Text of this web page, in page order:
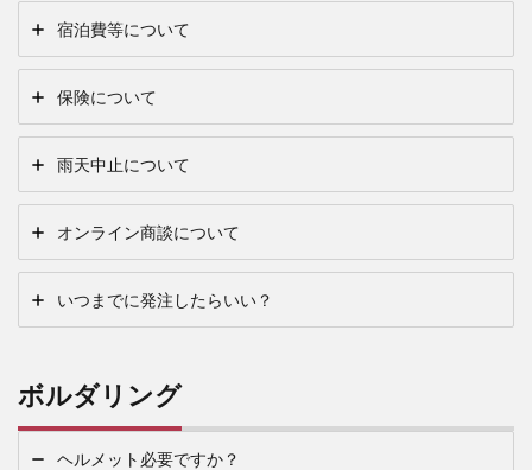
宿泊費等について
保険について
雨天中止について
オンライン商談について
いつまでに発注したらいい？
ボルダリング
ヘルメット必要ですか？